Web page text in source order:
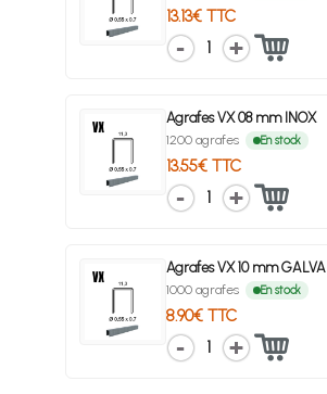
13.13€ TTC
1
Agrafes VX 08 mm INOX
1200 agrafes En stock
13.55€ TTC
1
Agrafes VX 10 mm GALVA
1000 agrafes En stock
8.90€ TTC
1